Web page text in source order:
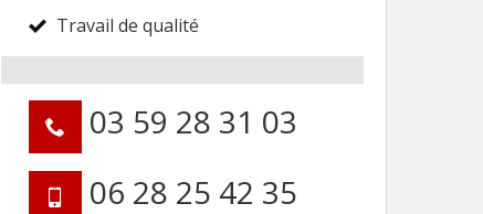
Travail de qualité
03 59 28 31 03
06 28 25 42 35